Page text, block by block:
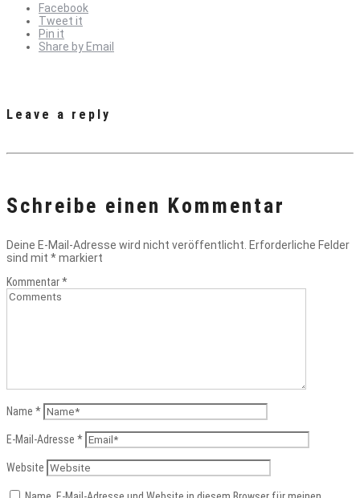
Facebook
Tweet it
Pin it
Share by Email
Leave a reply
Schreibe einen Kommentar
Deine E-Mail-Adresse wird nicht veröffentlicht. Erforderliche Felder
sind mit *markiert
Kommentar*
Name *
E-Mail-Adresse *
Website